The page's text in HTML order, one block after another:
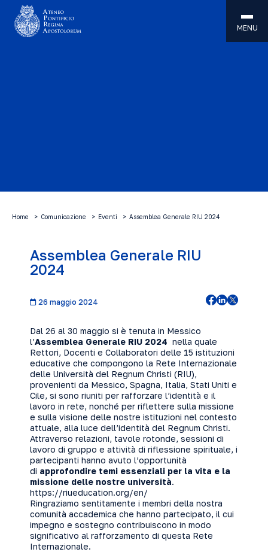
MENU
Home Comunicazione Eventi Assemblea Generale RIU 2024
Assemblea Generale RIU
2024
26 maggio 2024
Dal 26 al 30 maggio si è tenuta in Messico
l’Assemblea Generale RIU 2024 nella quale
Rettori, Docenti e Collaboratori delle 15 istituzioni
educative che compongono la Rete Internazionale
delle Università del Regnum Christi (RIU),
provenienti da Messico, Spagna, Italia, Stati Uniti e
Cile, si sono riuniti per rafforzare l’identità e il
lavoro in rete, nonché per riflettere sulla missione
e sulla visione delle nostre istituzioni nel contesto
attuale, alla luce dell’identità del Regnum Christi.
Attraverso relazioni, tavole rotonde, sessioni di
lavoro di gruppo e attività di riflessione spirituale, i
partecipanti hanno avuto l’opportunità
di approfondire temi essenziali per la vita e la
missione delle nostre università.
https://riueducation.org/en/
Ringraziamo sentitamente i membri della nostra
comunità accademica che hanno partecipato, il cui
impegno e sostegno contribuiscono in modo
significativo al rafforzamento di questa Rete
Internazionale.